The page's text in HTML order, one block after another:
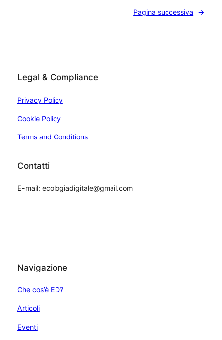
Pagina successiva →
Legal & Compliance
Privacy Policy
Cookie Policy
Terms and Conditions
Contatti
E-mail: ecologiadigitale@gmail.com
Navigazione
Che cos’è ED?
Articoli
Eventi